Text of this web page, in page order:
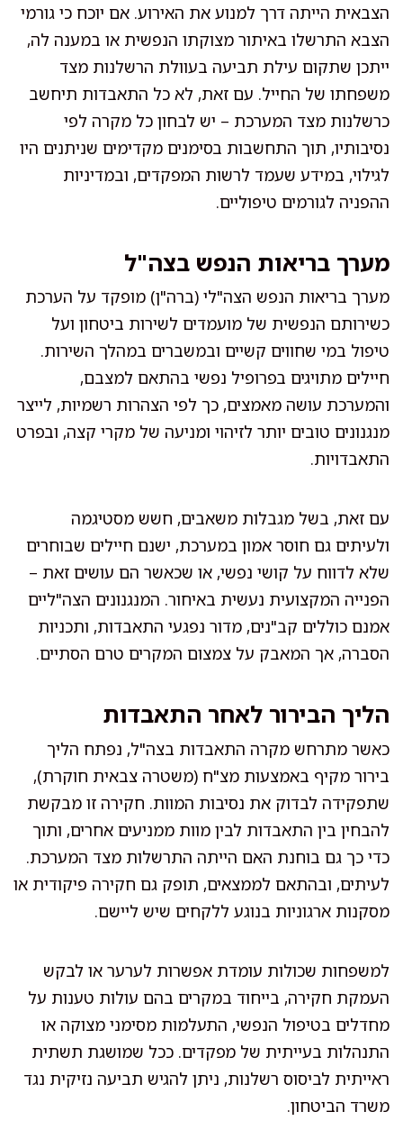
הצבאית הייתה דרך למנוע את האירוע. אם יוכח כי גורמי
הצבא התרשלו באיתור מצוקתו הנפשית או במענה לה,
ייתכן שתקום עילת תביעה בעוולת הרשלנות מצד
משפחתו של החייל. עם זאת, לא כל התאבדות תיחשב
כרשלנות מצד המערכת – יש לבחון כל מקרה לפי
נסיבותיו, תוך התחשבות בסימנים מקדימים שניתנים היו
לגילוי, במידע שעמד לרשות המפקדים, ובמדיניות
ההפניה לגורמים טיפוליים.
מערך בריאות הנפש בצה"ל
מערך בריאות הנפש הצה"לי (ברה"ן) מופקד על הערכת
כשירותם הנפשית של מועמדים לשירות ביטחון ועל
טיפול במי שחווים קשיים ובמשברים במהלך השירות.
חיילים מתויגים בפרופיל נפשי בהתאם למצבם,
והמערכת עושה מאמצים, כך לפי הצהרות רשמיות, לייצר
מנגנונים טובים יותר לזיהוי ומניעה של מקרי קצה, ובפרט
התאבדויות.
עם זאת, בשל מגבלות משאבים, חשש מסטיגמה
ולעיתים גם חוסר אמון במערכת, ישנם חיילים שבוחרים
שלא לדווח על קושי נפשי, או שכאשר הם עושים זאת –
הפנייה המקצועית נעשית באיחור. המנגנונים הצה"ליים
אמנם כוללים קב"נים, מדור נפגעי התאבדות, ותכניות
הסברה, אך המאבק על צמצום המקרים טרם הסתיים.
הליך הבירור לאחר התאבדות
כאשר מתרחש מקרה התאבדות בצה"ל, נפתח הליך
בירור מקיף באמצעות מצ"ח (משטרה צבאית חוקרת),
שתפקידה לבדוק את נסיבות המוות. חקירה זו מבקשת
להבחין בין התאבדות לבין מוות ממניעים אחרים, ותוך
כדי כך גם בוחנת האם הייתה התרשלות מצד המערכת.
לעיתים, ובהתאם לממצאים, תופק גם חקירה פיקודית או
מסקנות ארגוניות בנוגע ללקחים שיש ליישם.
למשפחות שכולות עומדת אפשרות לערער או לבקש
העמקת חקירה, בייחוד במקרים בהם עולות טענות על
מחדלים בטיפול הנפשי, התעלמות מסימני מצוקה או
התנהלות בעייתית של מפקדים. ככל שמושגת תשתית
ראייתית לביסוס רשלנות, ניתן להגיש תביעה נזיקית נגד
משרד הביטחון.